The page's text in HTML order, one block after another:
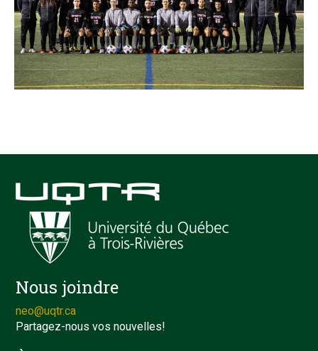
Nous joindre
neo@uqtr.ca
Partagez-nous vos nouvelles!